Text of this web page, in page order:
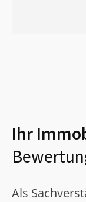
Ihr
Als